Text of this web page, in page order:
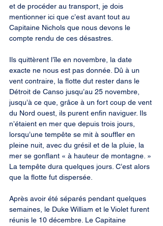
et de procéder au transport, je dois
mentionner ici que c’est avant tout au
Capitaine Nichols que nous devons le
compte rendu de ces désastres.
Ils quittèrent l’île en novembre, la date
exacte ne nous est pas donnée. Dû à un
vent contraire, la flotte dut rester dans le
Détroit de Canso jusqu’au 25 novembre,
jusqu’à ce que, grâce à un fort coup de vent
du Nord ouest, ils purent enfin naviguer. Ils
n’étaient en mer que depuis trois jours,
lorsqu’une tempête se mit à souffler en
pleine nuit, avec du grésil et de la pluie, la
mer se gonflant « à hauteur de montagne. »
La tempête dura quelques jours. C’est alors
que la flotte fut dispersée.
Après avoir été séparés pendant quelques
semaines, le Duke William et le Violet furent
réunis le 10 décembre. Le Capitaine